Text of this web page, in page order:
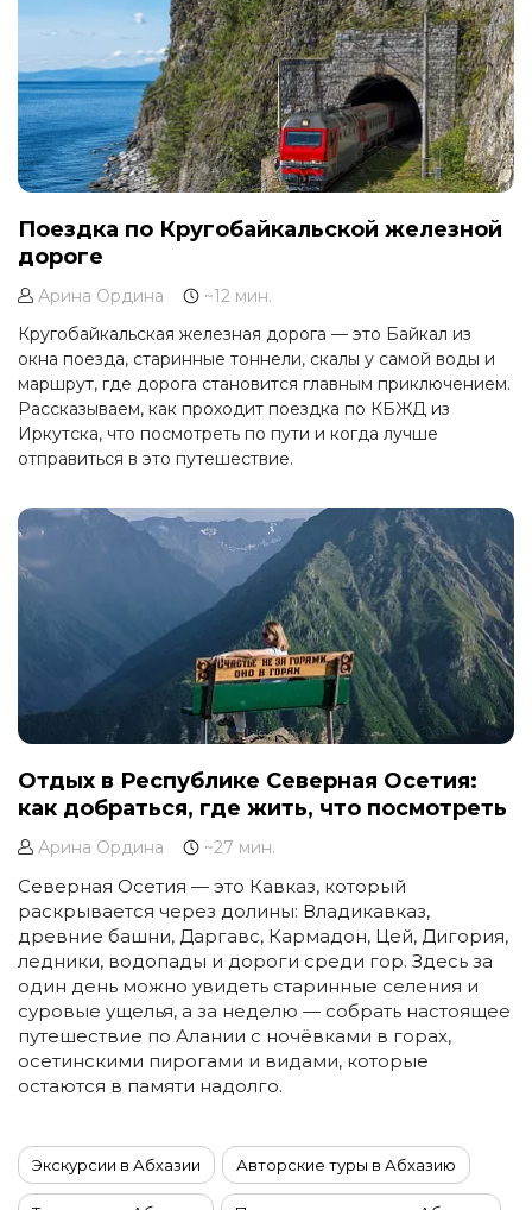
Поездка по Кругобайкальской железной
дороге
Арина Ордина
~12 мин.
Кругобайкальская железная дорога — это Байкал из
окна поезда, старинные тоннели, скалы у самой воды и
маршрут, где дорога становится главным приключением.
Рассказываем, как проходит поездка по КБЖД из
Иркутска, что посмотреть по пути и когда лучше
отправиться в это путешествие.
Отдых в Республике Северная Осетия:
как добраться, где жить, что посмотреть
Арина Ордина ~27 мин.
Северная Осетия — это Кавказ, который
раскрывается через долины: Владикавказ,
древние башни, Даргавс, Кармадон, Цей, Дигория,
ледники, водопады и дороги среди гор. Здесь за
один день можно увидеть старинные селения и
суровые ущелья, а за неделю — собрать настоящее
путешествие по Алании с ночёвками в горах,
осетинскими пирогами и видами, которые
остаются в памяти надолго.
Экскурсии в Абхазии Авторские туры в Абхазию